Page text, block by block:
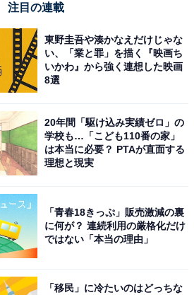
注目の連載
東野圭吾や湊かなえだけじゃな
い、「業と罪」を描く『映画ち
いかわ』から強く連想した映画
8選
20年間「駆け込み実績ゼロ」の
学校も…「こども110番の家」
は本当に必要？ PTAが直面する
理想と現実
「青春18きっぷ」販売激減の裏
に何が？ 連続利用の厳格化だけ
ではない「本当の理由」
「移民」に冷たいのはどっちな